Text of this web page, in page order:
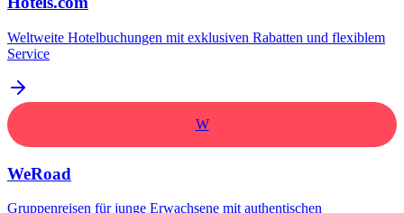
Weltweite Hotelbuchungen mit exklusiven Rabatten und flexiblem
Service
W
WeRoad
Gruppenreisen für junge Erwachsene mit authentischen